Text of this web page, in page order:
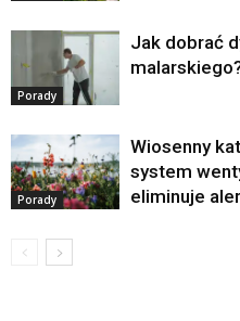
Porady
Jak dobrać
Porady
Wiosenny
system
eliminuje